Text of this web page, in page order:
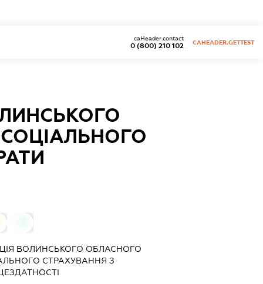
0 (800) 210 102
caHeader.contact
CAHEADER.GETTEST
ВОЛИНСЬКОГО ОБЛАСНОГО
СТРАХУВАННЯ З